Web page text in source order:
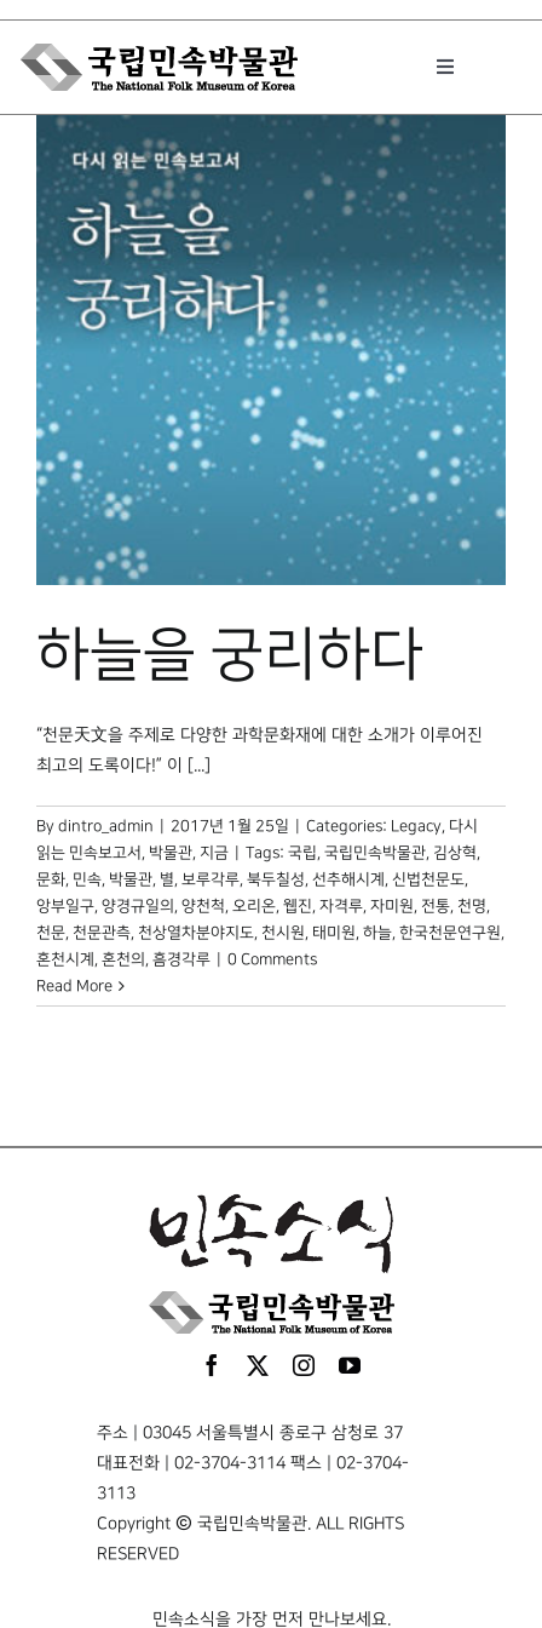
Skip
content
Toggle
박물관에서는
민속이야기
민속 인사이드
원문보기 PDF
박물관 홈페이지
하늘을 궁리하다
“천문天文을 주제로 다양한 과학문화재에 대한 소개가 이루어진
최고의 도록이다!” 이 [...]
By dintro_admin 2017년 1월 25일 Categories: Legacy, 다시
읽는 민속보고서 , 박물관, 지금 Tags: 국립, 국립민속박물관, 김상혁,
문화, 민속, 박물관, 별, 보루각루, 북두칠성, 선추해시계 , 신법천문도,
앙부일구, 양경규일의 , 양천척, 오리온, 웹진, 자격루, 자미원, 전통, 천명,
천문, 천문관측, 천상열차분야지도, 천시원, 태미원, 하늘, 한국천문연구원,
혼천시계 , 혼천의 , 흠경각루
0 Comments
Read More
주소 | 03045 서울특별시 종로구 삼청로 37
대표전화 | 02-3704-3114 팩스 | 02-3704-
3113
Copyright © 국립민속박물관. ALL RIGHTS
RESERVED
민속소식을 가장 먼저 만나보세요.